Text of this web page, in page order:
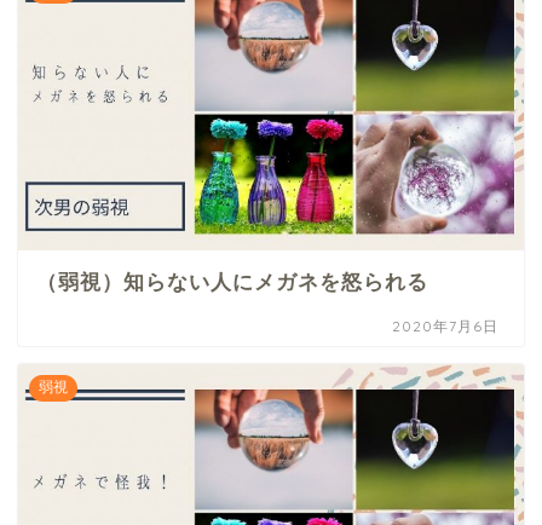
（弱視）知らない人にメガネを怒られる
2020年7月6日
弱視